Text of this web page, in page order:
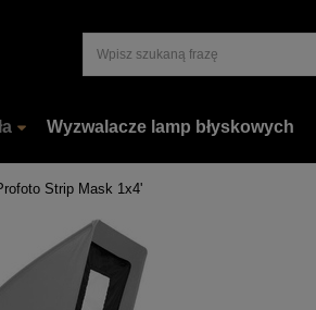
Wyzwalacze lamp błyskowych
Strip Mask 1x4'